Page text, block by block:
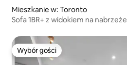
Mieszkanie w: Toronto
Sofa 1BR+ z widokiem na nabrzeże
Wybór gości
Wybór gości